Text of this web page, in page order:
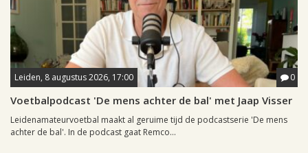
Leiden, 8 augustus 2026, 17:00 0
Voetbalpodcast 'De mens achter de bal' met Jaap Visser
Leidenamateurvoetbal maakt al geruime tijd de podcastserie 'De mens
achter de bal'. In de podcast gaat Remco...